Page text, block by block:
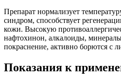
Препарат нормализует
синдром, способствует
кожи. Высокую
нафтохинон, алкалоиды,
покраснение, активно борются с
Показания к